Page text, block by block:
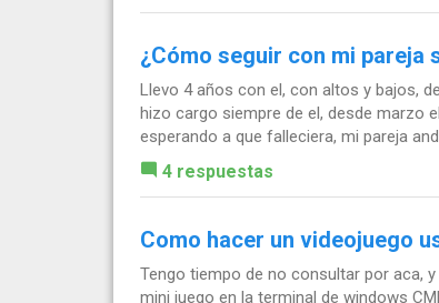
¿Cómo seguir con mi pareja
Llevo 4 años con el, con altos y bajos,
hizo cargo siempre de el, desde marzo
esperando a que falleciera, mi pareja
4 respuestas
Como hacer un videojuego
Tengo tiempo de no consultar por aca,
mini juego en la terminal de windows